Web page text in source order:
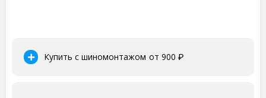
Купить с шиномонтажом от 900 ₽